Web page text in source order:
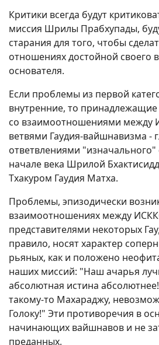
Критики всегда будут
миссия Шрилы Прабхупады,
старания для того, чтобы
отношениях достойной своего
основателя.
Если проблемы из первой
внутренние, то
со взаимоотношениями между
ветвями Гаудия-вайшнавизма -
ответвлениями
начале века Шрилой
Тхакуром Гаудия Матха.
Проблемы, эпизодически
взаимоотношениях между
представителями некоторых
правило, носят характер
рьяных, как и положено
наших миссий: "Наш ачарья
абсолютная истина
такому-то Махараджу,
Голоку!" Эти противоречия в
начинающих вайшнавов и не
преданных.